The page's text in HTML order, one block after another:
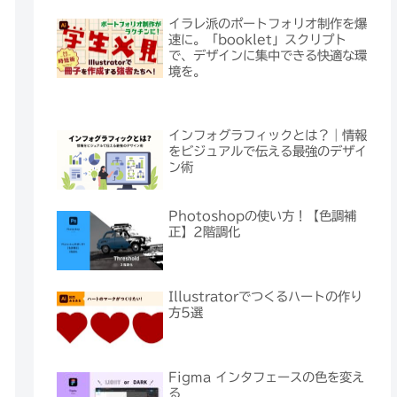
イラレ派のポートフォリオ制作を爆
速に。「booklet」スクリプト
で、デザインに集中できる快適な環
境を。
インフォグラフィックとは？｜情報
をビジュアルで伝える最強のデザイ
ン術
Photoshopの使い方！【色調補
正】2階調化
Illustratorでつくるハートの作り
方5選
Figma インタフェースの色を変え
る